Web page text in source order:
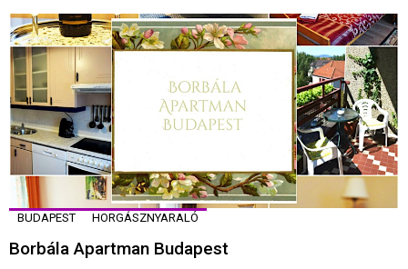
BUDAPEST HORGÁSZNYARALÓ
Borbála Apartman Budapest